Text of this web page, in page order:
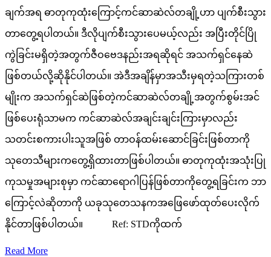
ချက်အရ ဓာတုကုထုံးကြောင့်ကင်ဆာဆဲလ်တချို့ဟာ ပျက်စီးသွား
တာတွေ့ရပါတယ်။ ဒီလိုပျက်စီးသွားပေမယ့်လည်း အပြီးတိုင်ပြို
ကွဲခြင်းမရှိတဲ့အတွက်ဇီဝဗေဒနည်းအရဆိုရင် အသက်ရှင်နေဆဲ
ဖြစ်တယ်လို့ဆိုနိုင်ပါတယ်။ အဲဒီအချိန်မှာအသီးမှရတဲ့သကြားတစ်
မျိုးက အသက်ရှင်ဆဲဖြစ်တဲ့ကင်ဆာဆဲလ်တချို့အတွက်စွမ်းအင်
ဖြစ်ပေးရုံသာမက ကင်ဆာဆဲလ်အချင်းချင်းကြားမှာလည်း
သတင်းစကားပါးသူအဖြစ် တာဝန်ထမ်းဆောင်ခြင်းဖြစ်တာကို
သုတေသီများကတွေ့ရှိထားတာဖြစ်ပါတယ်။ ဓာတုကုထုံးအသုံးပြု
ကုသမှုအများစုမှာ ကင်ဆာရောဂါပြန်ဖြစ်တာကိုတွေ့ရခြင်းက ဘာ
ကြောင့်လဲဆိုတာကို ယခုသုတေသနကအဖြေဖော်ထုတ်ပေးလိုက်
နိုင်တာဖြစ်ပါတယ်။ Ref: STDကိုထက်
Read More